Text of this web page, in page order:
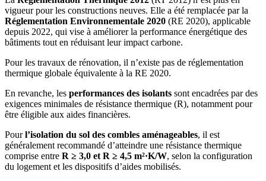
vigueur pour les constructions neuves. Elle a été remplacée par la
Réglementation Environnementale 2020 (RE 2020), applicable
depuis 2022, qui vise à améliorer la performance énergétique des
bâtiments tout en réduisant leur impact carbone.
Pour les travaux de rénovation, il n’existe pas de réglementation
thermique globale équivalente à la RE 2020.
En revanche, les performances des isolants sont encadrées par des
exigences minimales de résistance thermique (R), notamment pour
être éligible aux aides financières.
Pourl’isolation du sol des combles aménageables, il est
généralement recommandé d’atteindre une résistance thermique
comprise entre R ≥ 3,0 et R ≥ 4,5 m²·K/W, selon la configuration
du logement et les dispositifs d’aides mobilisés.